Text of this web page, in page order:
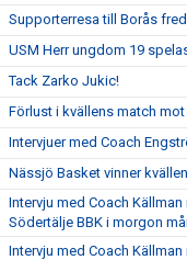
Supporterresa till Borås
USM Herr ungdom 19
Tack Zarko Jukic!
Förlust i kvällens match
Intervjuer med Coach
Nässjö Basket vinner
Intervju med Coach
Södertälje BBK i morgon
Intervju med Coach